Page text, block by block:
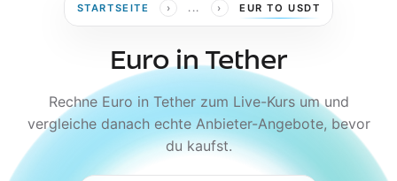
STARTSEITE › ... › EUR TO USDT
Euro in Tether
Rechne Euro in Tether zum Live-Kurs um und
vergleiche danach echte Anbieter-Angebote, bevor
du kaufst.